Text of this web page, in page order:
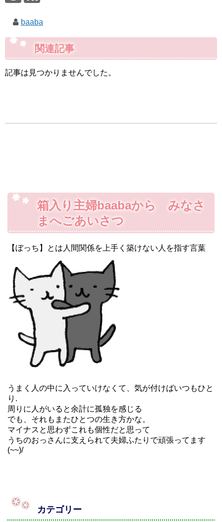
baaba
関連記事
記事は見つかりませんでした。
箱入り主婦baabaから みなさ
まへごあいさつ
【ぼっち】とは人間関係を上手く築けない人を指す言葉
うまく人の中に入っていけなくて、気が付けばいつもひと
り.
周りに人がいると余計に孤独を感じる
でも、それもまたひとつの生き方かな。
マイナスと思わずこれも個性だと思って
うちのおっさんに支えられて夫婦ふたりで頑張ってます
(~~)/
カテゴリー